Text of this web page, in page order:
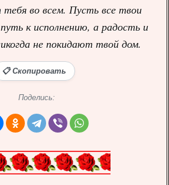
во всем. Пусть все твои
к исполнению, а радость и
не покидают твой дом.
📋 Скопировать
Поделись: